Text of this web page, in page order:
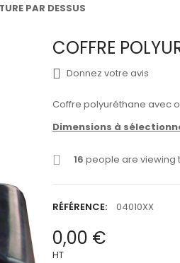
PAR DESSUS
COFFRE
Donnez votre avis
Coffre polyuréthane avec
Dimensions à
16 people are viewing
RÉFÉRENCE: 04010XX
0,00 €
HT